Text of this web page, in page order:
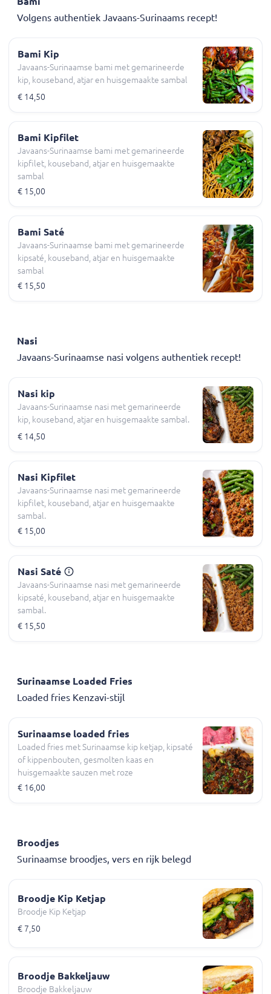
Volgens authentiek Javaans-Surinaams recept!
Bami Kip
Javaans-Surinaamse bami met gemarineerde
kip, kouseband, atjar en huisgemaakte sambal
€ 14,50
Bami Kipfilet
Javaans-Surinaamse bami met gemarineerde
kipfilet, kouseband, atjar en huisgemaakte
sambal
€ 15,00
Bami Saté
Javaans-Surinaamse bami met gemarineerde
kipsaté, kouseband, atjar en huisgemaakte
sambal
€ 15,50
Nasi
Javaans-Surinaamse nasi volgens authentiek recept!
Nasi kip
Javaans-Surinaamse nasi met gemarineerde
kip, kouseband, atjar en huisgemaakte sambal.
€ 14,50
Nasi Kipfilet
Javaans-Surinaamse nasi met gemarineerde
kipfilet, kouseband, atjar en huisgemaakte
sambal.
€ 15,00
Nasi Saté
Javaans-Surinaamse nasi met gemarineerde
kipsaté, kouseband, atjar en huisgemaakte
sambal.
€ 15,50
Surinaamse Loaded Fries
Loaded fries Kenzavi-stijl
Surinaamse loaded fries
Loaded fries met Surinaamse kip ketjap, kipsaté
of kippenbouten, gesmolten kaas en
huisgemaakte sauzen met roze
aardappelsalade en koolsla.
€ 16,00
Broodjes
Surinaamse broodjes, vers en rijk belegd
Broodje Kip Ketjap
Broodje Kip Ketjap
€ 7,50
Broodje Bakkeljauw
Broodje Bakkeljauw